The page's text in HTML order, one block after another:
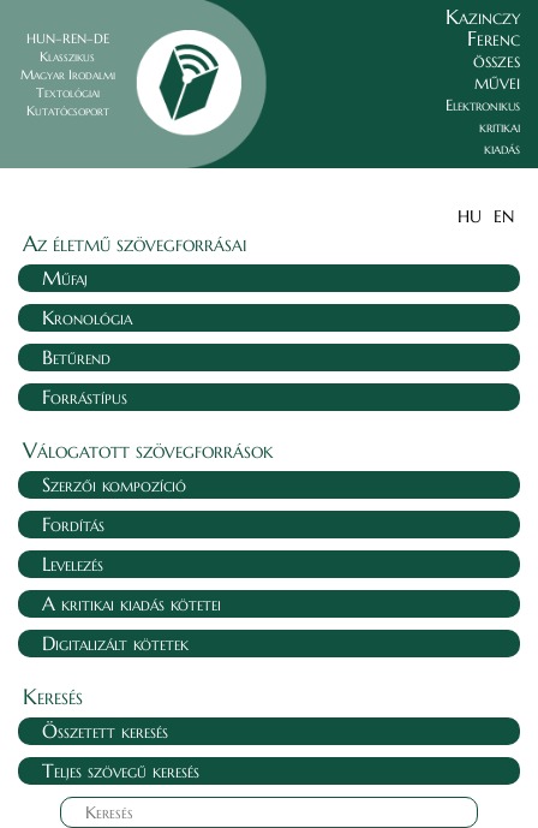
HUN–REN–DE
Klasszikus
Magyar Irodalmi
Textológiai
Kutatócsoport
Kazinczy
Ferenc
összes
művei
Elektronikus
kritikai
kiadás
HU EN
Az életmű szövegforrásai
Műfaj
Kronológia
Betűrend
Forrástípus
Válogatott szövegforrások
Szerzői kompozíció
Fordítás
Levelezés
A kritikai kiadás kötetei
Digitalizált kötetek
Keresés
Összetett keresés
Teljes szövegű keresés